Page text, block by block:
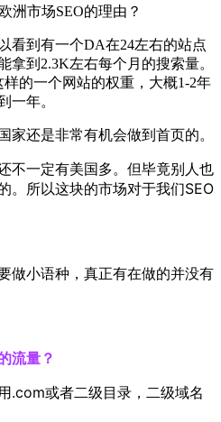
看到有一个DA在24左右的站点
拿到2.3K左右每个月的搜索量。
的一个网站的权重，大概1-2年
一年。
家还是非常有机会做到首页的。
不一定有美国多。但毕竟别人也
。所以这块的市场对于我们SEO
做小语种，真正有在做的并没有
流量？
.com或者二级目录，二级域名